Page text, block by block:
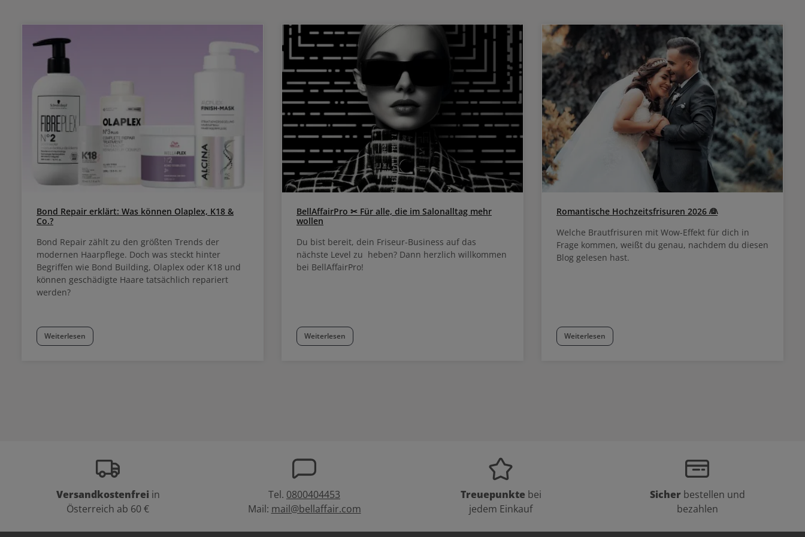
trockenes Haar wird als Pflege die Maske
empfohlen.
Bond Repair erklärt: Was können Olaplex, K18 &
Co.?
Bond Repair zählt zu den größten Trends der
modernen Haarpflege. Doch was steckt hinter
Begriffen wie Bond Building, Olaplex oder K18 und
können geschädigte Haare tatsächlich repariert
werden?
Weiterlesen
BellAffairPro ✂ Für alle, die im Salonalltag mehr
wollen
Du bist bereit, dein Friseur-Business auf das
nächste Level zu heben? Dann herzlich willkommen
bei BellAffairPro!
Weiterlesen
Romantische Hochzeitsfrisuren 2026 👰
Welche Brautfrisuren mit Wow-Effekt für dich in
Frage kommen, weißt du genau, nachdem du diesen
Blog gelesen hast.
Weiterlesen
Versandkostenfrei in
Österreich ab 60 €
Tel. 0800404453
Mail: mail@bellaffair.com
Treuepunkte bei
jedem Einkauf
Sicher bestellen und
bezahlen